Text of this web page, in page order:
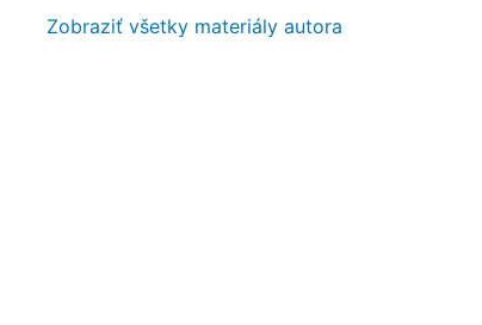
Zobraziť všetky materiály autora